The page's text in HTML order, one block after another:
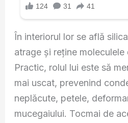
În interiorul lor se află
atrage și reține moleculele
Practic, rolul lui este să
mai uscat, prevenind
neplăcute, petele,
mucegaiului. Tocmai de